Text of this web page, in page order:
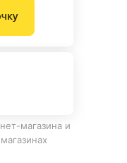
магазина и